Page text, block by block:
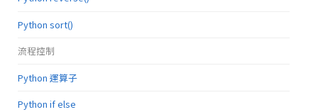
Python sort()
流程控制
Python 運算子
Python if else